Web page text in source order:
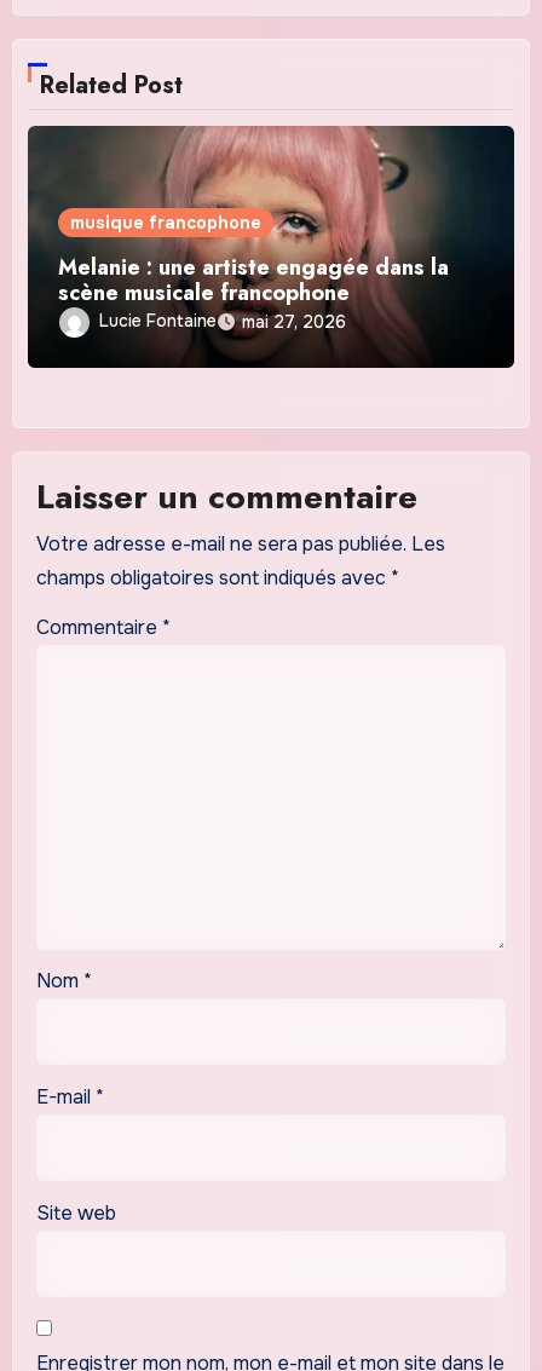
Related Post
musique francophone
Melanie : une artiste engagée dans la
scène musicale francophone
Lucie Fontaine mai 27, 2026
Laisser un commentaire
Votre adresse e-mail ne sera pas publiée. Les
champs obligatoires sont indiqués avec *
Commentaire *
Nom *
E-mail *
Site web
Enregistrer mon nom, mon e-mail et mon site dans le